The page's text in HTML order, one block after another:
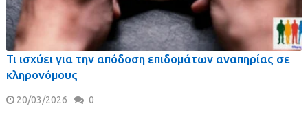
Τι ισχύει για την απόδοση επιδομάτων αναπηρίας σε
κληρονόμους
20/03/2026 0